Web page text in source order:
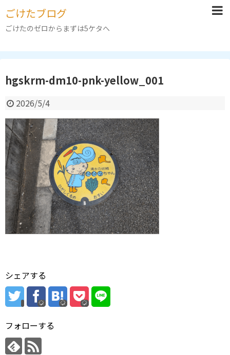
ごけたブログ
ごけたのゼロからまずは5ケタへ
hgskrm-dm10-pnk-yellow_001
2026/5/4
シェアする
フォローする